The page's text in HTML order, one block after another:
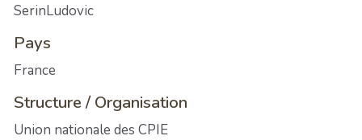
SerinLudovic
Pays
France
Structure / Organisation
Union nationale des CPIE